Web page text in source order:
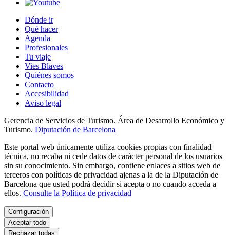
Dónde ir
Qué hacer
Agenda
Profesionales
Tu viaje
Vies Blaves
Quiénes somos
Contacto
Accesibilidad
Aviso legal
Gerencia de Servicios de Turismo. Área de Desarrollo Económico y
Turismo. Diputación de Barcelona
Este portal web únicamente utiliza cookies propias con finalidad
técnica, no recaba ni cede datos de carácter personal de los usuarios
sin su conocimiento. Sin embargo, contiene enlaces a sitios web de
terceros con políticas de privacidad ajenas a la de la Diputación de
Barcelona que usted podrá decidir si acepta o no cuando acceda a
ellos. Consulte la Política de privacidad
Configuración
Aceptar todo
Rechazar todas